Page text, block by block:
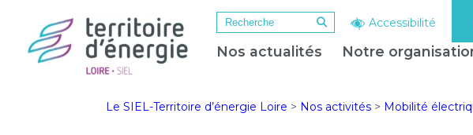
Accessibilité
Nos actualités Notre
Le SIEL-Territoire d’énergie Loire > Nos activités > Mobilité